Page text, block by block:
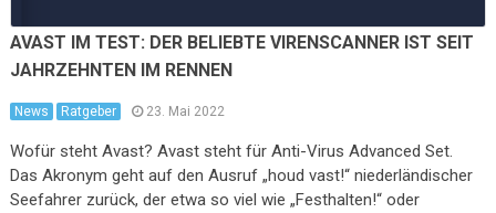
AVAST IM TEST: DER BELIEBTE VIRENSCANNER IST SEIT
JAHRZEHNTEN IM RENNEN
News Ratgeber 23. Mai 2022
Wofür steht Avast? Avast steht für Anti-Virus Advanced Set.
Das Akronym geht auf den Ausruf „houd vast!“ niederländischer
Seefahrer zurück, der etwa so viel wie „Festhalten!“ oder